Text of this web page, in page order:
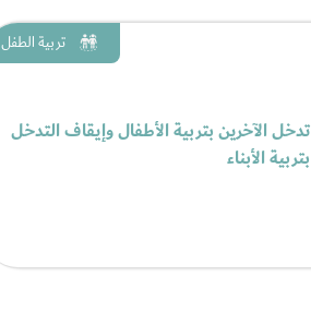
تربية الطفل
تدخل الآخرين بتربية الأطفال وإيقاف التدخل
بتربية الأبناء